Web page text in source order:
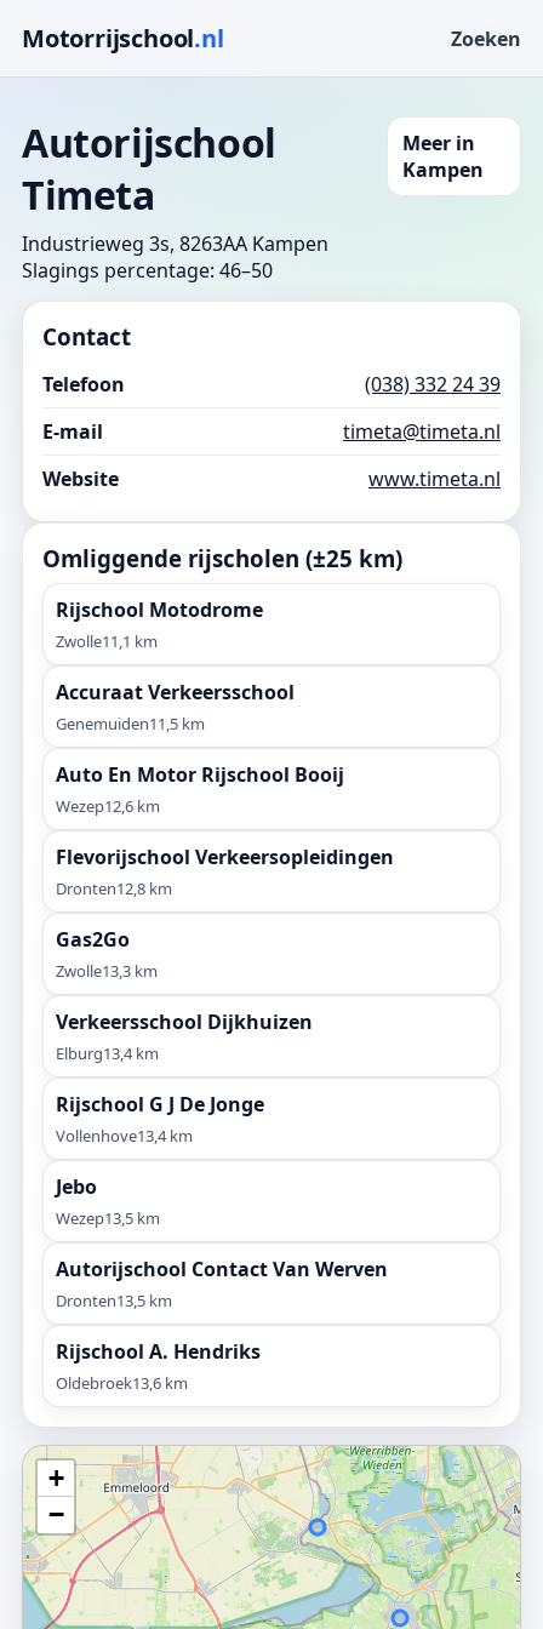
Motorrijschool.nl Zoeken
Autorijschool
Timeta
Industrieweg 3s, 8263AA Kampen
Slagings percentage: 46–50
Meer in
Kampen
Contact
Telefoon
(038) 332 24 39
E-mail
timeta@timeta.nl
Website
www.timeta.nl
Omliggende rijscholen (±25 km)
Rijschool Motodrome
Zwolle11,1 km
Accuraat Verkeersschool
Genemuiden11,5 km
Auto En Motor Rijschool Booij
Wezep12,6 km
Flevorijschool Verkeersopleidingen
Dronten12,8 km
Gas2Go
Zwolle13,3 km
Verkeersschool Dijkhuizen
Elburg13,4 km
Rijschool G J De Jonge
Vollenhove13,4 km
Jebo
Wezep13,5 km
Autorijschool Contact Van Werven
Dronten13,5 km
Rijschool A. Hendriks
Oldebroek13,6 km
+
−